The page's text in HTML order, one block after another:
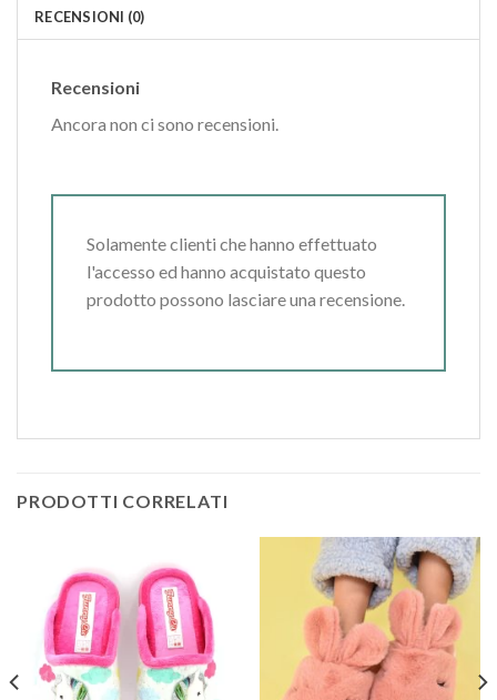
RECENSIONI (0)
Recensioni
Ancora non ci sono recensioni.
Solamente clienti che hanno effettuato
l'accesso ed hanno acquistato questo
prodotto possono lasciare una recensione.
PRODOTTI CORRELATI